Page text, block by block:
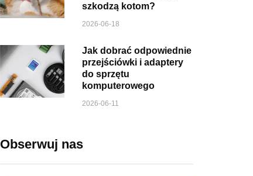
szkodzą kotom?
2026-06-18
Jak dobrać odpowiednie
przejściówki i adaptery
do sprzętu
komputerowego
2026-06-11
Obserwuj nas